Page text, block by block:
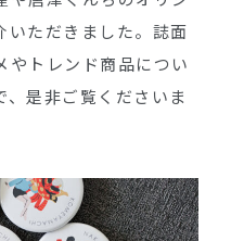
いただきました。誌面
やトレンド商品につい
是非ご覧くださいま